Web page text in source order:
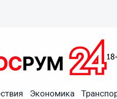
Экономика
здание